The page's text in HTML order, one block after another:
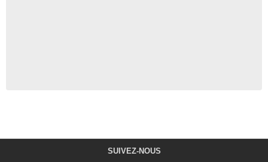
SUIVEZ-NOUS